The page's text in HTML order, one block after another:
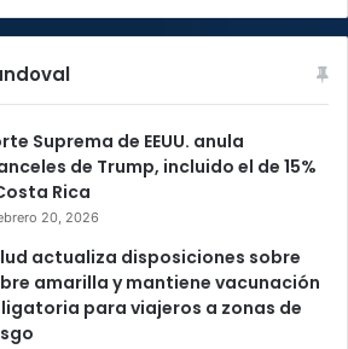
Suprema de EEUU. anula
de Trump, incluido el de 15%
Rica
20, 2026
actualiza disposiciones sobre
amarilla y mantiene vacunación
para viajeros a zonas de